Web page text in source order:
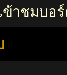
าชมบอ